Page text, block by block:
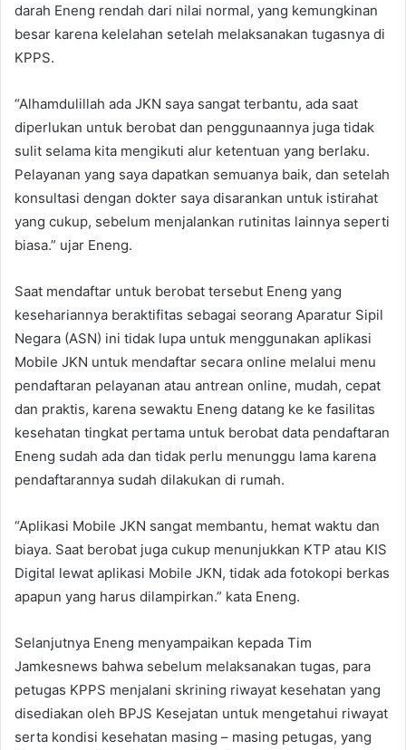
darah Eneng rendah dari nilai normal, yang kemungkinan
besar karena kelelahan setelah melaksanakan tugasnya di
KPPS.
“Alhamdulillah ada JKN saya sangat terbantu, ada saat
diperlukan untuk berobat dan penggunaannya juga tidak
sulit selama kita mengikuti alur ketentuan yang berlaku.
Pelayanan yang saya dapatkan semuanya baik, dan setelah
konsultasi dengan dokter saya disarankan untuk istirahat
yang cukup, sebelum menjalankan rutinitas lainnya seperti
biasa.” ujar Eneng.
Saat mendaftar untuk berobat tersebut Eneng yang
kesehariannya beraktifitas sebagai seorang Aparatur Sipil
Negara (ASN) ini tidak lupa untuk menggunakan aplikasi
Mobile JKN untuk mendaftar secara online melalui menu
pendaftaran pelayanan atau antrean online, mudah, cepat
dan praktis, karena sewaktu Eneng datang ke ke fasilitas
kesehatan tingkat pertama untuk berobat data pendaftaran
Eneng sudah ada dan tidak perlu menunggu lama karena
pendaftarannya sudah dilakukan di rumah.
“Aplikasi Mobile JKN sangat membantu, hemat waktu dan
biaya. Saat berobat juga cukup menunjukkan KTP atau KIS
Digital lewat aplikasi Mobile JKN, tidak ada fotokopi berkas
apapun yang harus dilampirkan.” kata Eneng.
Selanjutnya Eneng menyampaikan kepada Tim
Jamkesnews bahwa sebelum melaksanakan tugas, para
petugas KPPS menjalani skrining riwayat kesehatan yang
disediakan oleh BPJS Kesejatan untuk mengetahui riwayat
serta kondisi kesehatan masing – masing petugas, yang